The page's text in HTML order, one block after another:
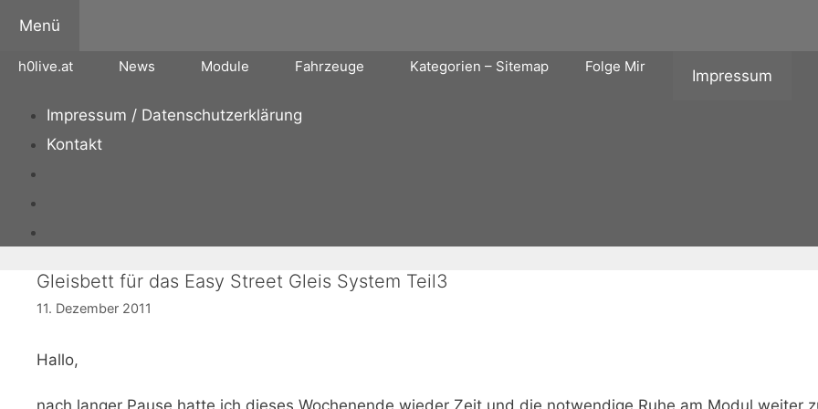
InhaltMenü
h0live.at News Module Fahrzeuge Kategorien – Sitemap Folge Mir
Impressum
Impressum / Datenschutzerklärung
Kontakt
Gleisbett für das Easy Street Gleis System Teil3
11. Dezember 2011
Hallo,